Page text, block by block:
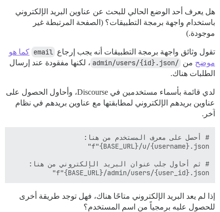
هل يعرف أحد الوضع الحالي للبحث عن عناوين البريد الإلكتروني
باستخدام واجهة برمجة التطبيقات؟ (الصفحة المرتبطة غير
موجودة.)
تقول وثائق واجهة برمجة التطبيقات أنه يجب إرجاع email كما هو
موضح من /admin/users/{id}.json
، لكنها مفقودة عند إرسال
الطلبات هناك.
لدي قائمة بأسماء مستخدمين في Discourse، وأحاول الحصول على
عناوين بريدهم الإلكتروني لمطابقتها مع عناوين بريدهم في نظام
آخر.
f"{BASE_URL}/admin/users/{user_id}.json"
إذا لم يعد البريد الإلكتروني متاحًا هناك، فهل توجد طريقة أخرى
للحصول عليه برمجياً من اسم المستخدم؟